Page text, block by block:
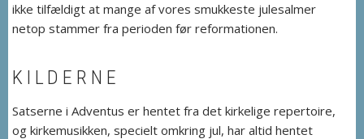
ikke tilfældigt at mange af vores smukkeste julesalmer
netop stammer fra perioden før reformationen.
KILDERNE
Satserne i Adventus er hentet fra det kirkelige repertoire,
og kirkemusikken, specielt omkring jul, har altid hentet